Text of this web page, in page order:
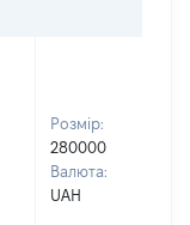
Розмір:
280000
Валюта:
UAH